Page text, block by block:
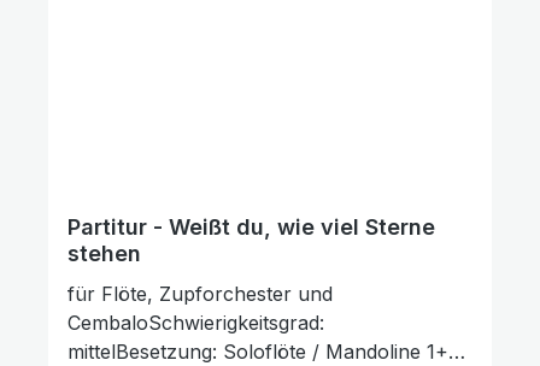
Partitur - Weißt du, wie viel Sterne
stehen
für Flöte, Zupforchester und
CembaloSchwierigkeitsgrad:
mittelBesetzung: Soloflöte / Mandoline 1+2 /
Animationen stoppen Überschriften hervorheben